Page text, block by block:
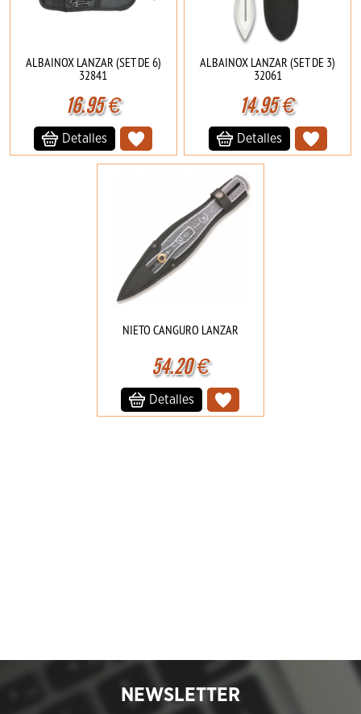
ALBAINOX LANZAR (SET DE 6)
32841
16.95€
Detalles
ALBAINOX LANZAR (SET DE 3)
32061
14.95€
Detalles
NIETO CANGURO LANZAR
54.20€
Detalles
NEWSLETTER